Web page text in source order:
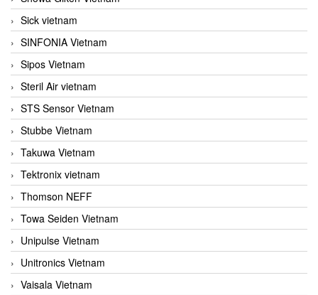
Sick vietnam
SINFONIA Vietnam
Sipos Vietnam
Steril Air vietnam
STS Sensor Vietnam
Stubbe Vietnam
Takuwa Vietnam
Tektronix vietnam
Thomson NEFF
Towa Seiden Vietnam
Unipulse Vietnam
Unitronics Vietnam
Vaisala Vietnam